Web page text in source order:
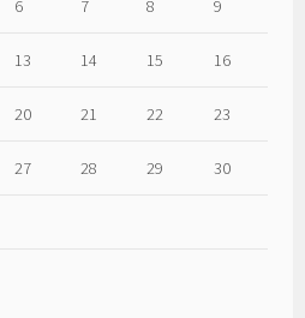
6 7 8 9
13 14 15 16
20 21 22 23
27 28 29 30